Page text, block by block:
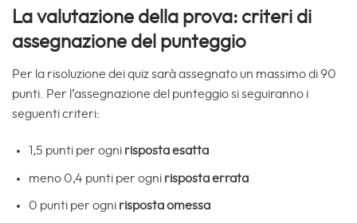
La valutazione della prova: criteri di
assegnazione del punteggio
Per la risoluzione dei quiz sarà assegnato un massimo di 90
punti. Per l’assegnazione del punteggio si seguiranno i
seguenti criteri:
1,5 punti per ogni risposta esatta
meno 0,4 punti per ogni risposta errata
0 punti per ogni risposta omessa